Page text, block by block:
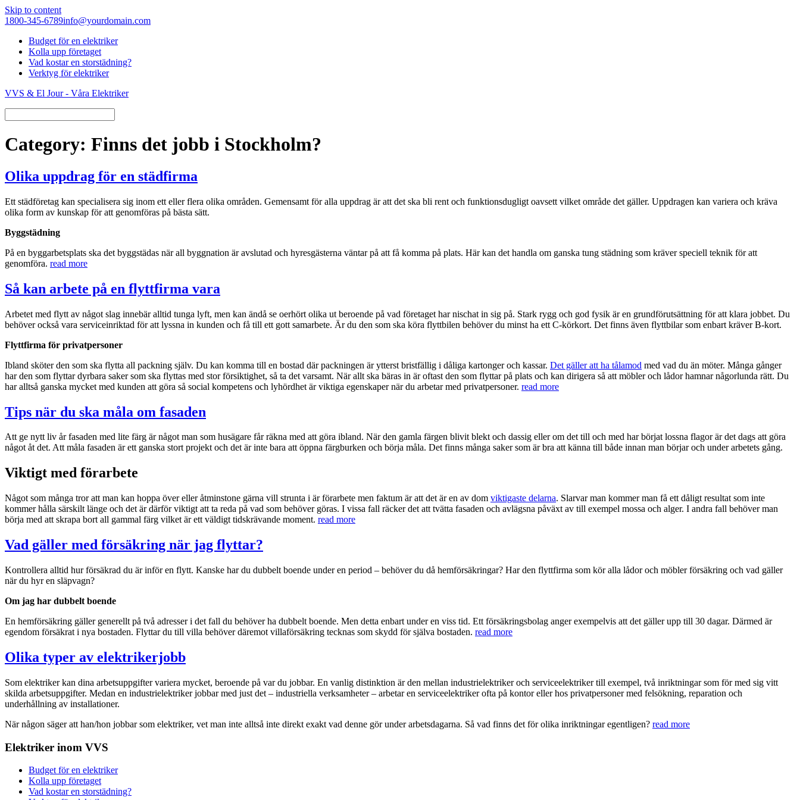
Skip to content
1800-345-6789info@yourdomain.com
Budget för en elektriker
Kolla upp företaget
Vad kostar en storstädning?
Verktyg för elektriker
VVS & El Jour - Våra Elektriker
Category: Finns det jobb i Stockholm?
Olika uppdrag för en städfirma
Ett städföretag kan specialisera sig inom ett eller flera olika områden. Gemensamt för alla uppdrag är att det ska bli rent och funktionsdugligt oavsett vilket område det gäller. Uppdragen kan variera och kräva
olika form av kunskap för att genomföras på bästa sätt.
Byggstädning
På en byggarbetsplats ska det byggstädas när all byggnation är avslutad och hyresgästerna väntar på att få komma på plats. Här kan det handla om ganska tung städning som kräver speciell teknik för att
genomföra. read more
Så kan arbete på en flyttfirma vara
Arbetet med flytt av något slag innebär alltid tunga lyft, men kan ändå se oerhört olika ut beroende på vad företaget har nischat in sig på. Stark rygg och god fysik är en grundförutsättning för att klara jobbet. Du
behöver också vara serviceinriktad för att lyssna in kunden och få till ett gott samarbete. Är du den som ska köra flyttbilen behöver du minst ha ett C-körkort. Det finns även flyttbilar som enbart kräver B-kort.
Flyttfirma för privatpersoner
Ibland sköter den som ska flytta all packning själv. Du kan komma till en bostad där packningen är ytterst bristfällig i dåliga kartonger och kassar. Det gäller att ha tålamod med vad du än möter. Många gånger
har den som flyttar dyrbara saker som ska flyttas med stor försiktighet, så ta det varsamt. När allt ska bäras in är oftast den som flyttar på plats och kan dirigera så att möbler och lådor hamnar någorlunda rätt. Du
har alltså ganska mycket med kunden att göra så social kompetens och lyhördhet är viktiga egenskaper när du arbetar med privatpersoner. read more
Tips när du ska måla om fasaden
Att ge nytt liv år fasaden med lite färg är något man som husägare får räkna med att göra ibland. När den gamla färgen blivit blekt och dassig eller om det till och med har börjat lossna flagor är det dags att göra
något åt det. Att måla fasaden är ett ganska stort projekt och det är inte bara att öppna färgburken och börja måla. Det finns många saker som är bra att känna till både innan man börjar och under arbetets gång.
Viktigt med förarbete
Något som många tror att man kan hoppa över eller åtminstone gärna vill strunta i är förarbete men faktum är att det är en av dom viktigaste delarna. Slarvar man kommer man få ett dåligt resultat som inte
kommer hålla särskilt länge och det är därför viktigt att ta reda på vad som behöver göras. I vissa fall räcker det att tvätta fasaden och avlägsna påväxt av till exempel mossa och alger. I andra fall behöver man
börja med att skrapa bort all gammal färg vilket är ett väldigt tidskrävande moment. read more
Vad gäller med försäkring när jag flyttar?
Kontrollera alltid hur försäkrad du är inför en flytt. Kanske har du dubbelt boende under en period – behöver du då hemförsäkringar? Har den flyttfirma som kör alla lådor och möbler försäkring och vad gäller
när du hyr en släpvagn?
Om jag har dubbelt boende
En hemförsäkring gäller generellt på två adresser i det fall du behöver ha dubbelt boende. Men detta enbart under en viss tid. Ett försäkringsbolag anger exempelvis att det gäller upp till 30 dagar. Därmed är
egendom försäkrat i nya bostaden. Flyttar du till villa behöver däremot villaförsäkring tecknas som skydd för själva bostaden. read more
Olika typer av elektrikerjobb
Som elektriker kan dina arbetsuppgifter variera mycket, beroende på var du jobbar. En vanlig distinktion är den mellan industrielektriker och serviceelektriker till exempel, två inriktningar som för med sig vitt
skilda arbetsuppgifter. Medan en industrielektriker jobbar med just det – industriella verksamheter – arbetar en serviceelektriker ofta på kontor eller hos privatpersoner med felsökning, reparation och
underhållning av installationer.
När någon säger att han/hon jobbar som elektriker, vet man inte alltså inte direkt exakt vad denne gör under arbetsdagarna. Så vad finns det för olika inriktningar egentligen? read more
Elektriker inom VVS
Budget för en elektriker
Kolla upp företaget
Vad kostar en storstädning?